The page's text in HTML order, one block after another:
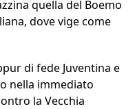
quella del Boemo
dove vige come
di fede Juventina e
nella immediato
la Vecchia